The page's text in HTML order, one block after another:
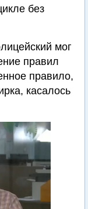
без
мог
правил
правило,
касалось